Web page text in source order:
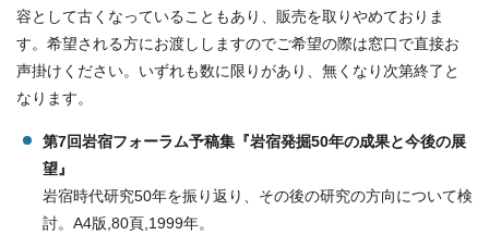
容として古くなっていることもあり、販売を取りやめておりま
す。希望される方にお渡ししますのでご希望の際は窓口で直接お
声掛けください。いずれも数に限りがあり、無くなり次第終了と
なります。
第7回岩宿フォーラム予稿集『岩宿発掘50年の成果と今後の展
望』
岩宿時代研究50年を振り返り、その後の研究の方向について検
討。A4版,80頁,1999年。